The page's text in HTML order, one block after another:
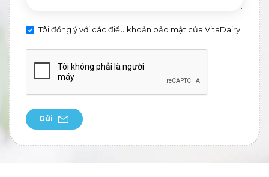
Tôi đồng ý với các điều khoản bảo mật của VitaDairy
Gửi